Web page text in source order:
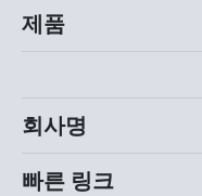
제품
회사명
빠른 링크